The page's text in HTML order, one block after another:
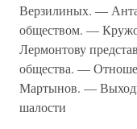
Верзилиных. —
обществом. —
Лермонтову
общества. —
Мартынов. —
шалости